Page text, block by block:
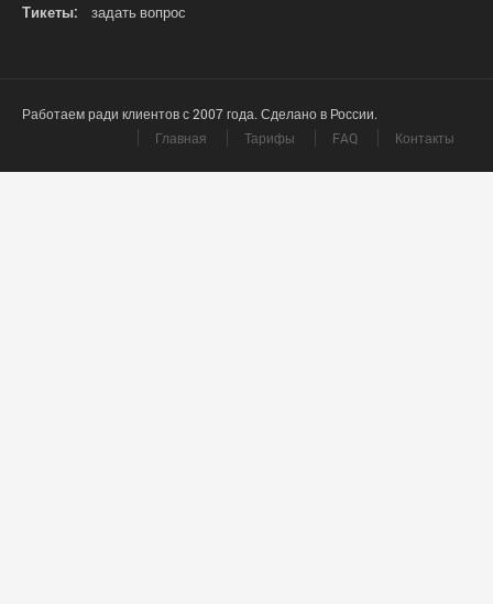
Тикеты:
задать вопрос
Работаем ради клиентов с 2007 года. Сделано в России.
Главная
Тарифы FAQ Контакты